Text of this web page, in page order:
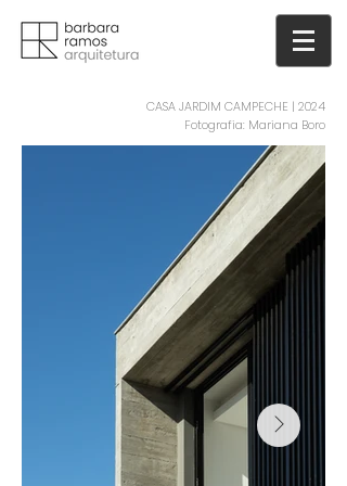
CASA JARDIM CAMPECHE | 2024
Fotografia: Mariana Boro